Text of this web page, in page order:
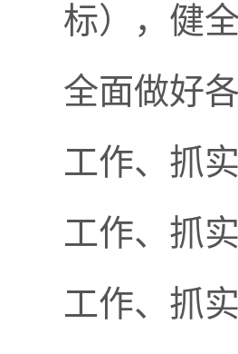
标），健
全面做好
工作、抓
工作、抓
工作、抓